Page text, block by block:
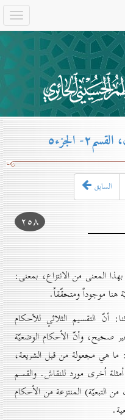
الجزء٥
السابق
۲٥۸
المعنى من الانتزاع، بمعنى:
هنا موجوداً ومتحقّقاً.
التقسيم الثلاثي للأحكام
صحيح، وأنّ الأحكام الوضعيّة
هي مجعولة من قبل الشريعة،
أمثلة اُخرى مورد للنقاش. والقسم
من التبعيّة) المنتزعة من الأحكام